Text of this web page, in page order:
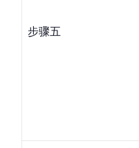
步骤五